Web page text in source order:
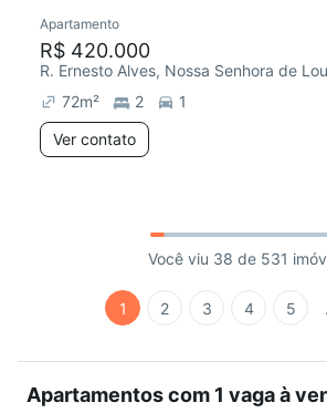
Apartamento
R$ 420.000
R. Ernesto Alves, Nossa Senhora de
72m² 2
1
Ver contato
Você viu 38 de 531
1 2 3 4 5
Apartamentos com 1 vaga à